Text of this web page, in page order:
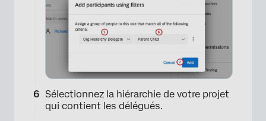
×
Sélectionnez la hiérarchie de votre projet
qui contient les délégués.